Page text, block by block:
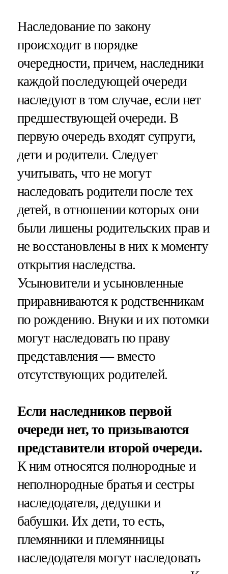
Наследование по закону
происходит в порядке
очередности, причем, наследники
каждой последующей очереди
наследуют в том случае, если нет
предшествующей очереди. В
первую очередь входят супруги,
дети и родители. Следует
учитывать, что не могут
наследовать родители после тех
детей, в отношении которых они
были лишены родительских прав и
не восстановлены в них к моменту
открытия наследства.
Усыновители и усыновленные
приравниваются к родственникам
по рождению. Внуки и их потомки
могут наследовать по праву
представления — вместо
отсутствующих родителей.
Если наследников первой
очереди нет, то призываются
представители второй очереди.
К ним относятся полнородные и
неполнородные братья и сестры
наследодателя, дедушки и
бабушки. Их дети, то есть,
племянники и племянницы
наследодателя могут наследовать